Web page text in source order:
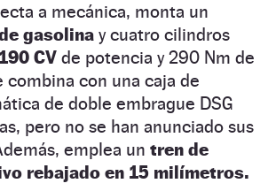
a mecánica, monta un
gasolina y cuatro cilindros
190 CV de potencia y 290 Nm de
combina con una caja de
de doble embrague DSG
pero no se han anunciado sus
emplea un tren de
rebajado en 15 milímetros.